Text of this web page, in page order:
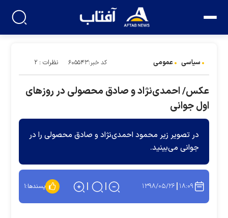
سیاسی عمومی کد خبر:۶۰۵۵۴۳ نظرات : ۲
عکس/ احمدی‌نژاد و صادق محصولی در روزهای
اول جوانی
در تصویر زیر محمود احمدی‌نژاد و صادق محصولی را در
جوانی می‌بینید.
۱۸:۰۹ ۱۳۹۸/۰۵/۲۶ پسندها:۱